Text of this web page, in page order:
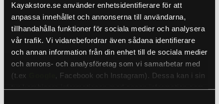
Kayakstore.se använder enhetsidentifierare för att
anpassa innehållet och annonserna till användarna,
tillhandahålla funktioner för sociala medier och analysera
vår trafik. Vi vidarebefordrar även sådana identifierare
och annan information från din enhet till de sociala medier
och annons- och analysföretag som vi samarbetar med
(t.ex
, Facebook och Instagram). Dessa kan i sin
Ursprungspris
21 649 kr
Nuvarande
pris
19 999 kr
Garmin GPSMAP 1022 -
med global baskarta
Garmin
I lager
Ursprungspris
35 899 kr
Nuvarande
pris
31 499 kr
Garmin GPSMAP 12"
plotter 1223 utan ekolod
med global baskarta
Garmin
Lågt lagersaldo